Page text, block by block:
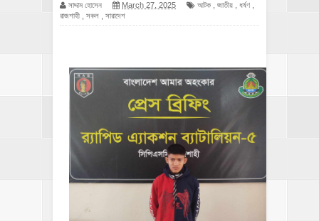
সাদ্দাম হোসেন March 27, 2025 আটক জাতীয় ধর্ষণ
রাজশাহী
সকল সারাদেশ